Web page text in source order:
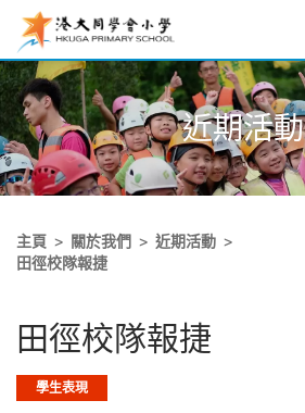
跳至主內容
近期活動
主頁 關於我們
近期活動
田徑校隊報捷
田徑校隊報捷
學生表現